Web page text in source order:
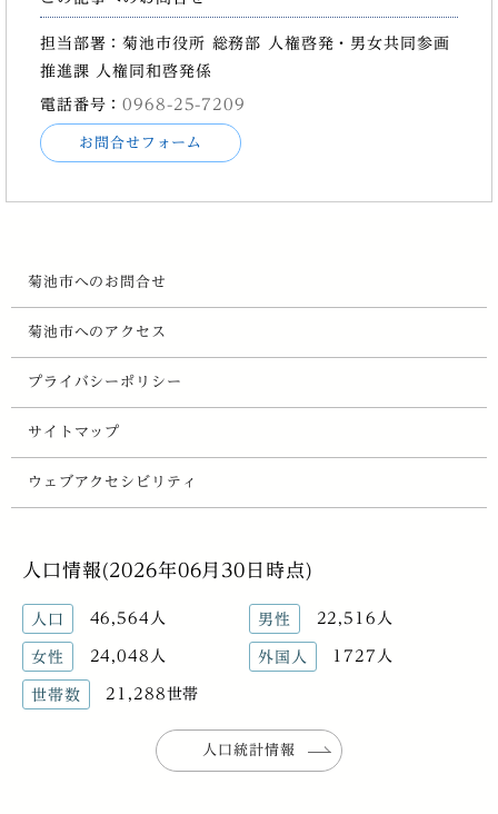
担当部署：菊池市役所 総務部 人権啓発・男女共同参画
推進課 人権同和啓発係
電話番号：0968-25-7209
お問合せフォーム
菊池市へのお問合せ
菊池市へのアクセス
プライバシーポリシー
サイトマップ
ウェブアクセシビリティ
人口情報(2026年06月30日時点)
人口 46,564人 男性 22,516人
女性 24,048人 外国人 1727人
世帯数 21,288世帯
人口統計情報